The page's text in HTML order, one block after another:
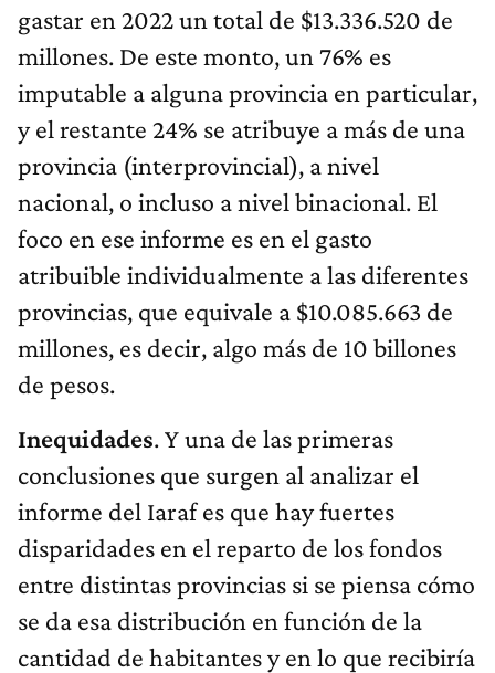
gastar en 2022 un total de $13.336.520 de
millones. De este monto, un 76% es
imputable a alguna provincia en particular,
y el restante 24% se atribuye a más de una
provincia (interprovincial), a nivel
nacional, o incluso a nivel binacional. El
foco en ese informe es en el gasto
atribuible individualmente a las diferentes
provincias, que equivale a $10.085.663 de
millones, es decir, algo más de 10 billones
de pesos.
Inequidades. Y una de las primeras
conclusiones que surgen al analizar el
informe del Iaraf es que hay fuertes
disparidades en el reparto de los fondos
entre distintas provincias si se piensa cómo
se da esa distribución en función de la
cantidad de habitantes y en lo que recibiría